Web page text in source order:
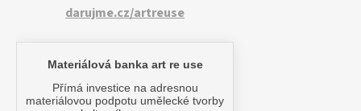
darujme.cz/artreuse